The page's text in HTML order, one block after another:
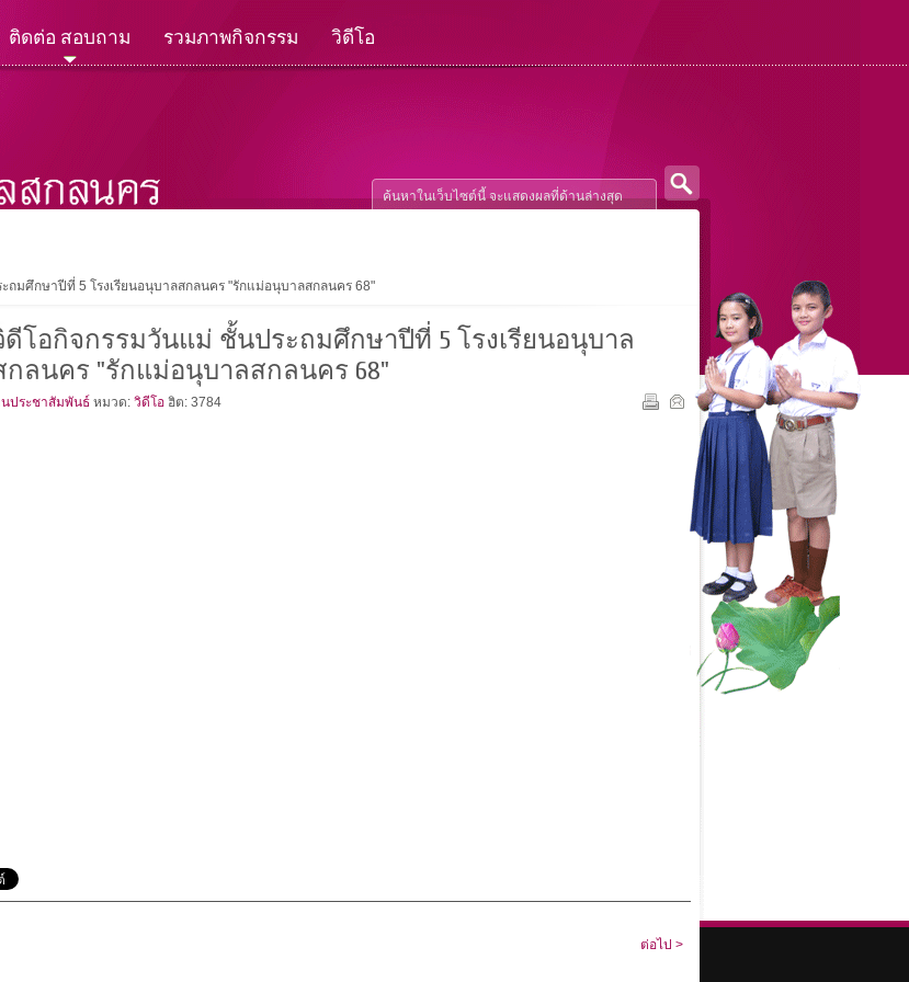
ติดต่อ สอบถาม รวมภาพกิจกรรม วิดีโอ
ถมศึกษาปีที่ 5 โรงเรียนอนุบาลสกลนคร "รักแม่อนุบาลสกลนคร 68"
ดีโอกิจกรรมวันแม่ ชั้นประถมศึกษาปีที่ 5 โรงเรียนอนุบาล
กลนคร "รักแม่อนุบาลสกลนคร 68"
นประชาสัมพันธ์ หมวด: วิดีโอ ฮิต: 3784
ต่อไป >